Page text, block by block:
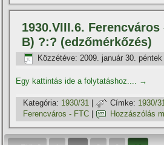
1930.VIII.6.
B) ?:? (edzőmérkőzés)
Közzétéve: 2009. január 30. péntek
Egy kattintás ide a folytatáshoz.... →
Kategória: 1930/31 | Címke: 1930/
Ferencváros - FTC
Hozzászólás